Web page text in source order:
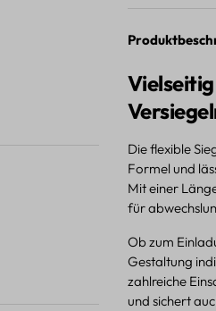
Die flexible
Formel und
Mit einer
für
Ob zum
Gestaltung
zahlreiche
und sichert